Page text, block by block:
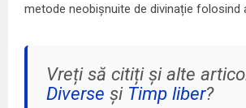
metode neobișnuite de divinație folosind
Vreți să citiți și alte
Diverse și Timp liber?